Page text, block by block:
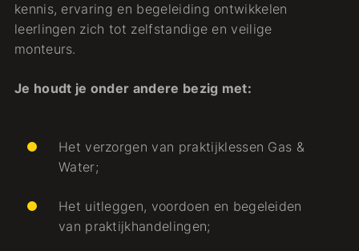
kennis, ervaring en begeleiding ontwikkelen
leerlingen zich tot zelfstandige en veilige
monteurs.
Je houdt je onder andere bezig met:
Het verzorgen van praktijklessen Gas &
Water;
Het uitleggen, voordoen en begeleiden
van praktijkhandelingen;